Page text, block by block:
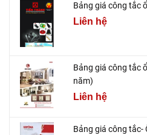
Bảng giá công tắc
Liên hệ
Bảng giá công tắc
năm)
Liên hệ
Bảng giá công tắc-